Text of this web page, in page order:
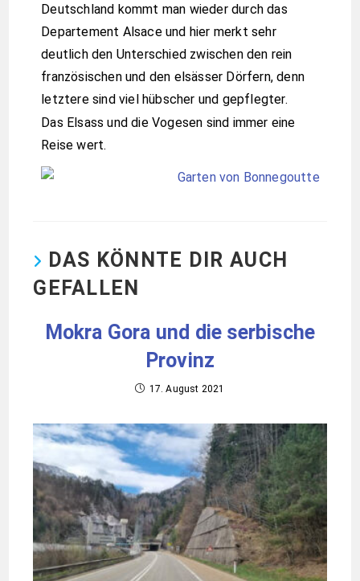
Deutschland kommt man wieder durch das
Departement Alsace und hier merkt sehr
deutlich den Unterschied zwischen den rein
französischen und den elsässer Dörfern, denn
letztere sind viel hübscher und gepflegter.
Das Elsass und die Vogesen sind immer eine
Reise wert.
DAS KÖNNTE DIR AUCH
GEFALLEN
Mokra Gora und die serbische
Provinz
17. August 2021